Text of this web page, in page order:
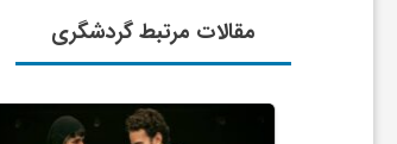
مقالات مرتبط گردشگری